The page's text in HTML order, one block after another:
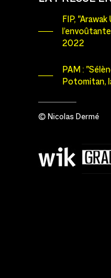
FIP,
2022
PAM :
Potomitan,
© Nicolas Dermé